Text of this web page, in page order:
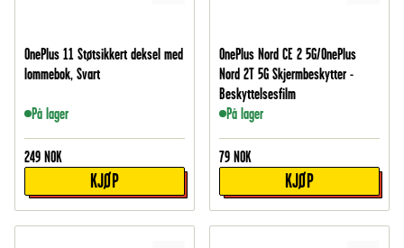
OnePlus 11 Støtsikkert deksel med
lommebok, Svart
På lager
249 NOK
KJØP
OnePlus Nord CE 2 5G/OnePlus
Nord 2T 5G Skjermbeskytter -
Beskyttelsesfilm
På lager
79 NOK
KJØP